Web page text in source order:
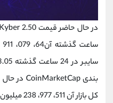
کل بازار آن 511، 977، 238 میلیون دلار است.